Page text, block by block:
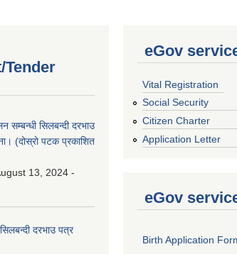
सम्बन्धी सिलबन्दी दरभाउ
(दोस्रो पटक प्रकाशित
13, 2024 -
दरभाउ पत्र
eGov
Vital Registration
Social Security
Citizen Charter
Application Letter
eGov
Birth Application